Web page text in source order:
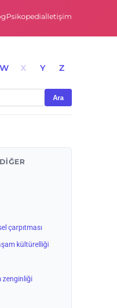
Psikopediaİletişim
W X Y Z
Ara
çarpıtması
kültürelliği
zenginliği